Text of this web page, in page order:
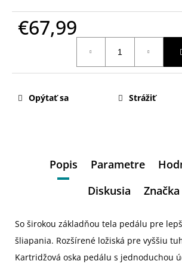
€67,99
Opýtať sa Strážiť
Popis Parametre
Diskusia
Značka
So širokou základňou tela pedálu pre
šliapania. Rozšírené ložiská pre vyššiu
Kartridžová oska pedálu s jednoduchou